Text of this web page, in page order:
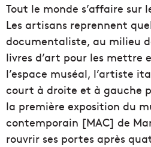
Tout le monde s’affaire sur
Les artisans reprennent
documentaliste, au milieu
livres d’art pour les mettre
l’espace muséal, l’artiste
court à droite et à gauche
la première exposition du
contemporain [MAC] de
rouvrir ses portes après